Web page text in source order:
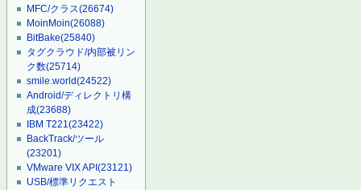
MFC/クラス(26674)
MoinMoin(26088)
BitBake(25840)
タグクラウド/内部被リン
ク数(25714)
smile.world(24522)
Android/ディレクトリ構
成(23688)
IBM T221(23422)
BackTrack/ツール
(23201)
VMware VIX API(23121)
USB/標準リクエスト